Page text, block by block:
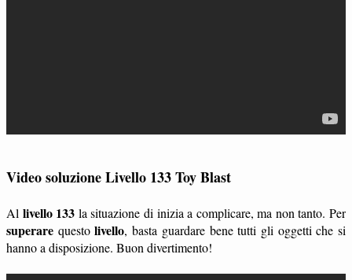
Video soluzione Livello 133 Toy Blast
Al livello 133 la situazione di inizia a complicare, ma non tanto. Per
superare questolivello, basta guardare bene tutti gli oggetti che si
hanno a disposizione. Buon divertimento!